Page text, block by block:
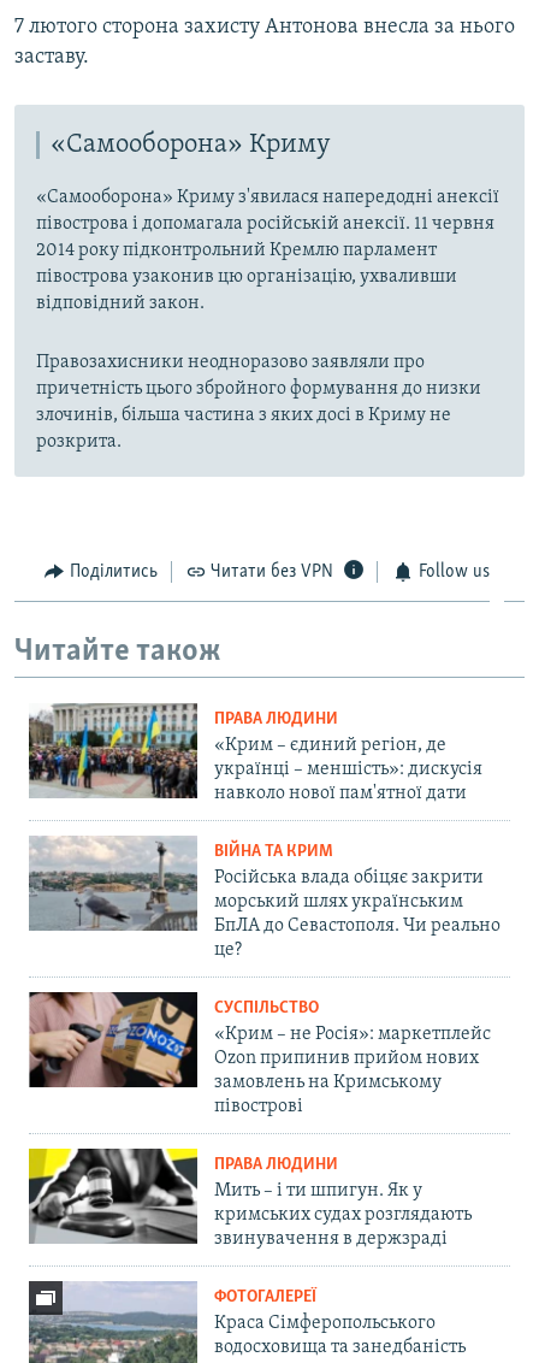
7 лютого сторона захисту Антонова внесла за нього
заставу.​
«Самооборона» Криму
«Самооборона» Криму з'явилася напередодні анексії
півострова і допомагала російській анексії. 11 червня
2014 року підконтрольний Кремлю парламент
півострова узаконив цю організацію, ухваливши
відповідний закон.
Правозахисники неодноразово заявляли про
причетність цього збройного формування до низки
злочинів, більша частина з яких досі в Криму не
розкрита.
Поділитись Читати без VPN Follow us
Читайте також
ПРАВА ЛЮДИНИ
«Крим – єдиний регіон, де
українці – меншість»: дискусія
навколо нової пам'ятної дати
ВІЙНА ТА КРИМ
Російська влада обіцяє закрити
морський шлях українським
БпЛА до Севастополя. Чи реально
це?
СУСПІЛЬСТВО
«Крим – не Росія»: маркетплейс
Ozon припинив прийом нових
замовлень на Кримському
півострові
ПРАВА ЛЮДИНИ
Мить – і ти шпигун. Як у
кримських судах розглядають
звинувачення в держзраді
ФОТОГАЛЕРЕЇ
Краса Сімферопольського
водосховища та занедбаність